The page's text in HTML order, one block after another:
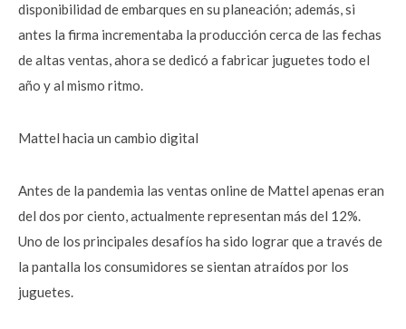
disponibilidad de embarques en su planeación; además, si
antes la firma incrementaba la producción cerca de las fechas
de altas ventas, ahora se dedicó a fabricar juguetes todo el
año y al mismo ritmo.
Mattel hacia un cambio digital
Antes de la pandemia las ventas online de Mattel apenas eran
del dos por ciento, actualmente representan más del 12%.
Uno de los principales desafíos ha sido lograr que a través de
la pantalla los consumidores se sientan atraídos por los
juguetes.